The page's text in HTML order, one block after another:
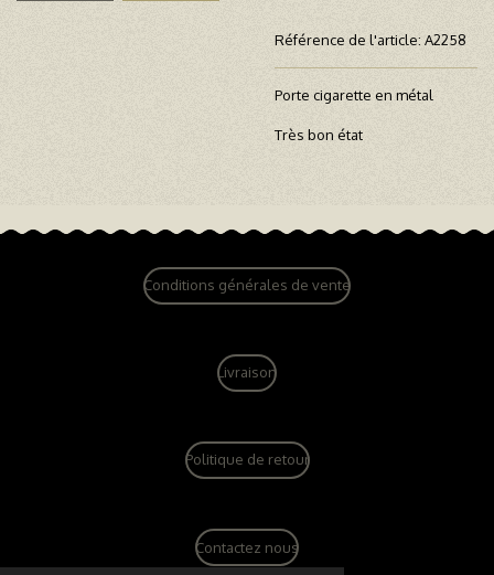
Référence de l'article: A2258
Porte cigarette en métal
Très bon état
Conditions générales de vente
Livraison
Politique de retour
Contactez nous